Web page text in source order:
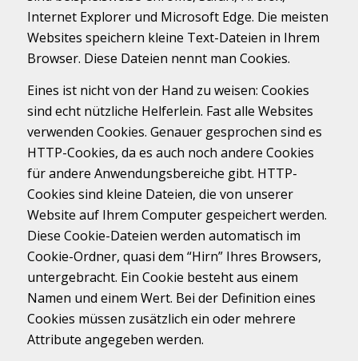
Internet Explorer und Microsoft Edge. Die meisten
Websites speichern kleine Text-Dateien in Ihrem
Browser. Diese Dateien nennt man Cookies.
Eines ist nicht von der Hand zu weisen: Cookies
sind echt nützliche Helferlein. Fast alle Websites
verwenden Cookies. Genauer gesprochen sind es
HTTP-Cookies, da es auch noch andere Cookies
für andere Anwendungsbereiche gibt. HTTP-
Cookies sind kleine Dateien, die von unserer
Website auf Ihrem Computer gespeichert werden.
Diese Cookie-Dateien werden automatisch im
Cookie-Ordner, quasi dem “Hirn” Ihres Browsers,
untergebracht. Ein Cookie besteht aus einem
Namen und einem Wert. Bei der Definition eines
Cookies müssen zusätzlich ein oder mehrere
Attribute angegeben werden.